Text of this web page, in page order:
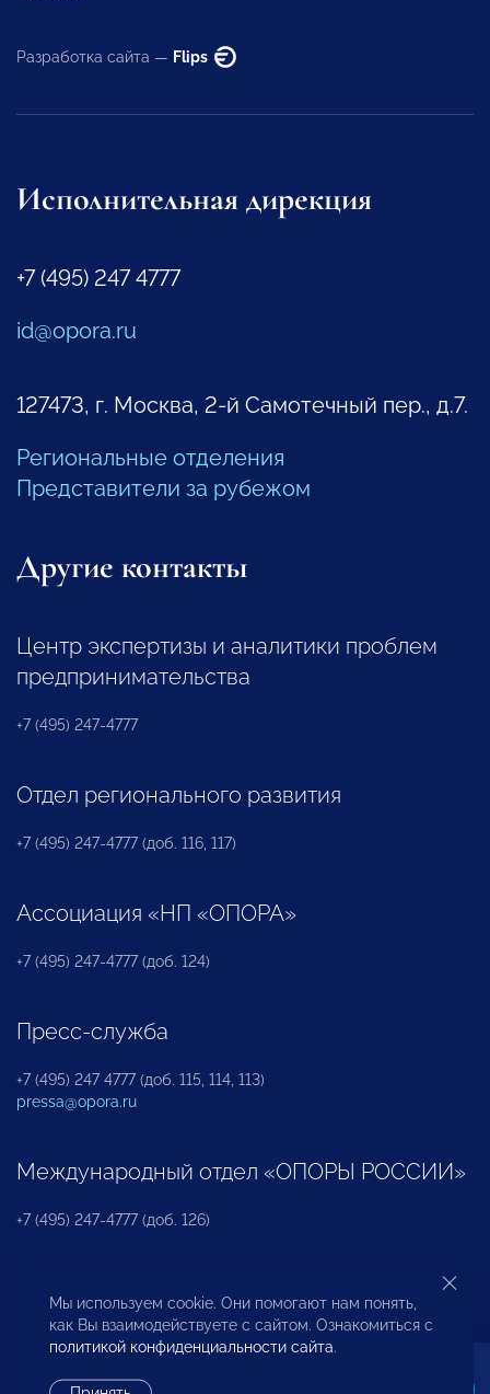
Разработка сайта — Flips
Исполнительная дирекция
+7 (495) 247 4777
id@opora.ru
127473, г. Москва, 2-й Самотечный пер., д.7.
Региональные отделения
Представители за рубежом
Другие контакты
Центр экспертизы и аналитики проблем
предпринимательства
+7 (495) 247-4777
Отдел регионального развития
+7 (495) 247-4777 (доб. 116, 117)
Ассоциация «НП «ОПОРА»
+7 (495) 247-4777 (доб. 124)
Пресс-служба
+7 (495) 247 4777 (доб. 115, 114, 113)
pressa@opora.ru
Международный отдел «ОПОРЫ РОССИИ»
+7 (495) 247-4777 (доб. 126)
Бюро по защите прав предпринимателей и
инвесторов
Мы используем cookie. Они помогают нам понять,
как Вы взаимодействуете с сайтом. Ознакомиться с
политикой конфиденциальности сайта.